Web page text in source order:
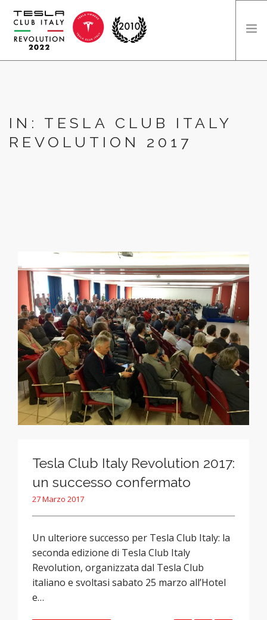
DIVENTA SPONSOR
INFO
IN: TESLA CLUB ITALY
REVOLUTION 2017
Tesla Club Italy Revolution 2017:
un successo confermato
27 Marzo 2017
Un ulteriore successo per Tesla Club Italy: la
seconda edizione di Tesla Club Italy
Revolution, organizzata dal Tesla Club
italiano e svoltasi sabato 25 marzo all’Hotel
e…